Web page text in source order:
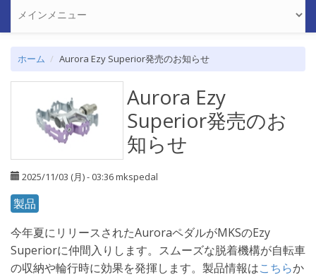
ホーム Aurora Ezy Superior発売のお知らせ
Aurora Ezy
Superior発売のお
知らせ
2025/11/03 (月) - 03:36mkspedal
製品
今年夏にリリースされたAuroraペダルがMKSのEzy
Superiorに仲間入りします。スムーズな脱着機構が自転車
の収納や輪行時に効果を発揮します。製品情報はこちらか